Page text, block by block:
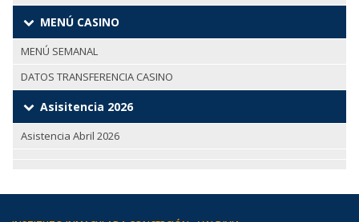
MENÚ CASINO
MENÚ SEMANAL
DATOS TRANSFERENCIA CASINO
Asisitencia 2026
Asistencia Abril 2026